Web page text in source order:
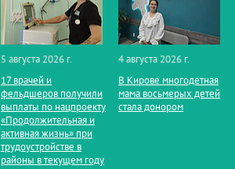
5 августа 2026 г.
17 врачей и
фельдшеров получили
выплаты по нацпроекту
«Продолжительная и
активная жизнь» при
трудоустройстве в
районы в текущем году
4 августа 2026 г.
В Кирове многодетная
мама восьмерых детей
стала донором